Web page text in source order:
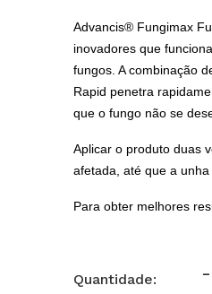
Advancis® Fungimax
inovadores que
fungos. A combinação
Rapid penetra
que o fungo não se
Aplicar o produto duas
afetada, até que a
Para obter melhores
Quantidade: -